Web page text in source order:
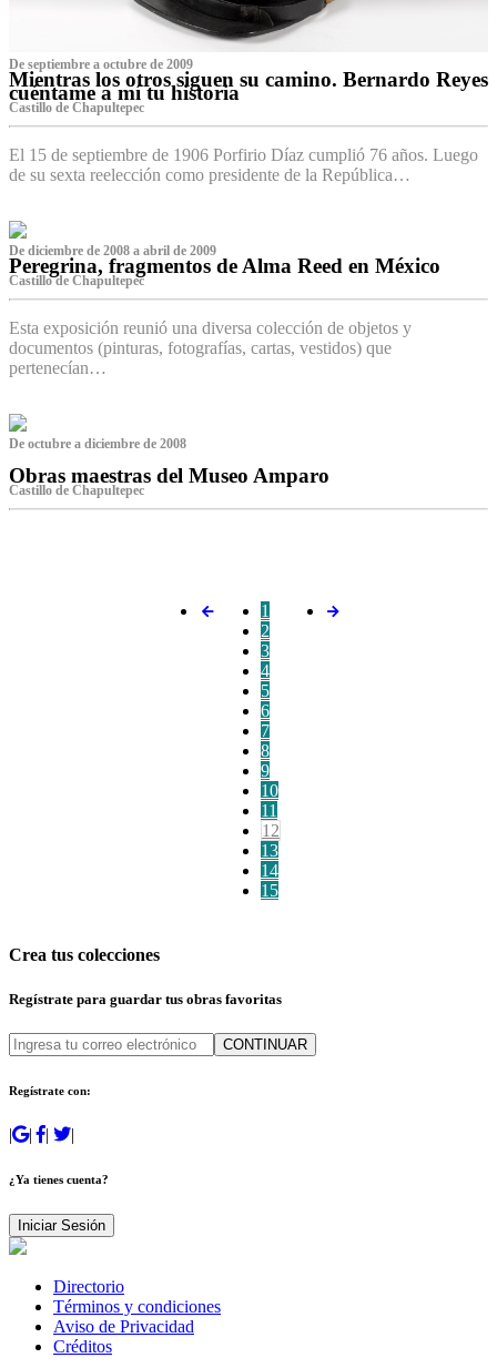
De septiembre a octubre de 2009
Mientras los otros siguen su camino. Bernardo Reyes
cuéntame a mí tu historia
Castillo de Chapultepec
El 15 de septiembre de 1906 Porfirio Díaz cumplió 76 años. Luego
de su sexta reelección como presidente de la República…
De diciembre de 2008 a abril de 2009
Peregrina, fragmentos de Alma Reed en México
Castillo de Chapultepec
Esta exposición reunió una diversa colección de objetos y
documentos (pinturas, fotografías, cartas, vestidos) que
pertenecían…
De octubre a diciembre de 2008
Obras maestras del Museo Amparo
Castillo de Chapultepec
1
2
3
4
5
6
7
8
9
10
11
12
13
14
15
Crea tus colecciones
Regístrate para guardar tus obras favoritas
CONTINUAR
Regístrate con:
| | | |
¿Ya tienes cuenta?
Iniciar Sesión
Directorio
Términos y condiciones
Aviso de Privacidad
Créditos